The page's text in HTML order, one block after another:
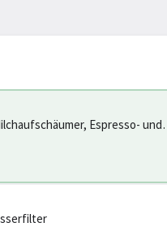
Espresso- und